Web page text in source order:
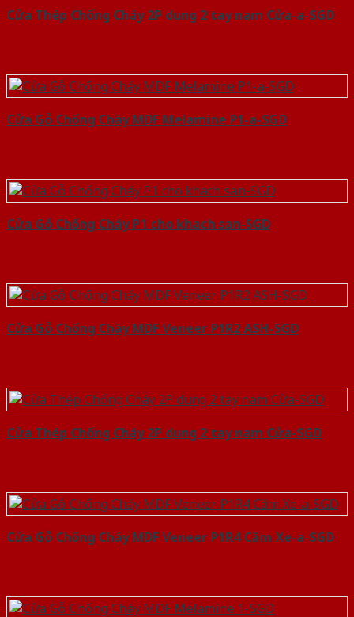
Cửa Thép Chống Cháy 2P dung 2 tay nam Cửa-a-SGD
Cửa Gỗ Chống Cháy MDF Melamine P1-a-SGD
Cửa Gỗ Chống Cháy P1 cho khach san-SGD
Cửa Gỗ Chống Cháy MDF Veneer P1R2 ASH-SGD
Cửa Thép Chống Cháy 2P dung 2 tay nam Cửa-SGD
Cửa Gỗ Chống Cháy MDF Veneer P1R4 Căm Xe-a-SGD